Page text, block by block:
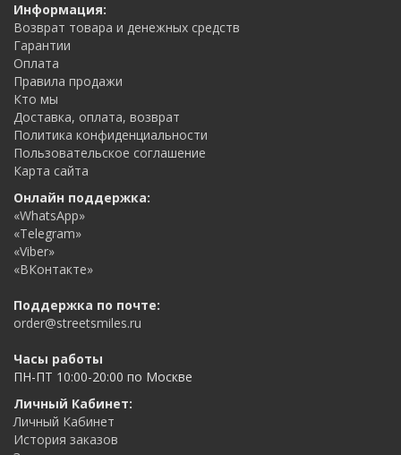
Информация:
Возврат товара и денежных средств
Гарантии
Оплата
Правила продажи
Кто мы
Доставка, оплата, возврат
Политика конфиденциальности
Пользовательское соглашение
Карта сайта
Онлайн поддержка:
«WhatsApp»
«Telegram»
«Viber»
«ВКонтакте»
Поддержка по почте:
order@streetsmiles.ru
Часы работы
ПН-ПТ 10:00-20:00 по Москве
Личный Кабинет:
Личный Кабинет
История заказов